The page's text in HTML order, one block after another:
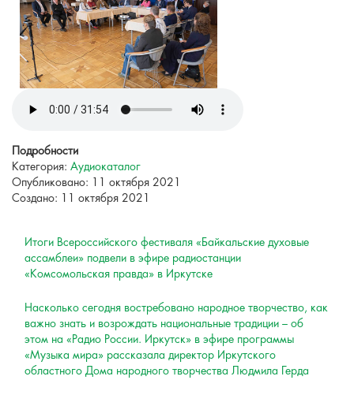
Подробности
Категория: Аудиокаталог
Опубликовано: 11 октября 2021
Создано: 11 октября 2021
Итоги Всероссийского фестиваля «Байкальские духовые
ассамблеи» подвели в эфире радиостанции
«Комсомольская правда» в Иркутске
Насколько сегодня востребовано народное творчество, как
важно знать и возрождать национальные традиции – об
этом на «Радио России. Иркутск» в эфире программы
«Музыка мира» рассказала директор Иркутского
областного Дома народного творчества Людмила Герда